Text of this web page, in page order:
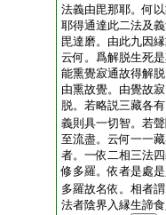
法義由毘那耶。何
耶得通達此二法及
毘達磨。由此九因
云何。爲解脱生死
能熏覺寂通故得解
由熏故覺。由覺故
脱。若略説三藏各
義則具一切智。若
至流盡。云何一一
者。一依二相三法
修多羅。依者是處
多羅故名依。相者
法者陰界入縁生諦